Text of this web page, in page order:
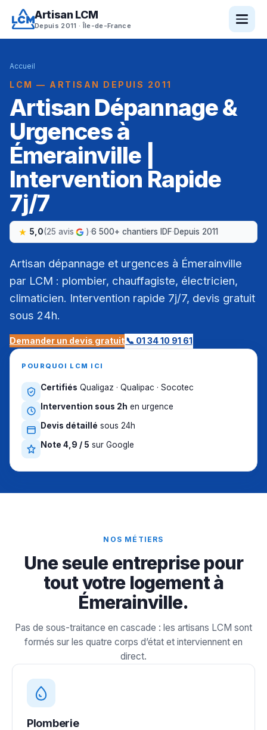
Artisan LCM
Depuis 2011 · Île-de-France
Accueil
LCM — ARTISAN DEPUIS 2011
Artisan Dépannage &
Urgences à
Émerainville |
Intervention Rapide
7j/7
5,0(25 avis )·6 500+ chantiers IDF·Depuis 2011
Artisan dépannage et urgences à Émerainville
par LCM : plombier, chauffagiste, électricien,
climaticien. Intervention rapide 7j/7, devis gratuit
sous 24h.
Demander un devis gratuit📞 01 34 10 91 61
POURQUOI LCM ICI
Certifiés Qualigaz · Qualipac · Socotec
Intervention sous 2h en urgence
Devis détaillé sous 24h
Note 4,9 / 5 sur Google
NOS MÉTIERS
Une seule entreprise pour
tout votre logement à
Émerainville.
Pas de sous-traitance en cascade : les artisans LCM sont
formés sur les quatre corps d’état et interviennent en
direct.
Plomberie